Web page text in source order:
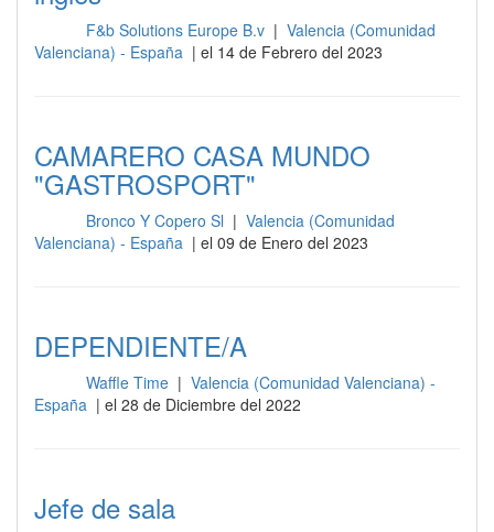
F&b Solutions Europe B.v | Valencia (Comunidad
Valenciana) - España | el 14 de Febrero del 2023
CAMARERO CASA MUNDO
"GASTROSPORT"
Bronco Y Copero Sl | Valencia (Comunidad
Valenciana) - España | el 09 de Enero del 2023
DEPENDIENTE/A
Waffle Time | Valencia (Comunidad Valenciana) -
España | el 28 de Diciembre del 2022
Jefe de sala